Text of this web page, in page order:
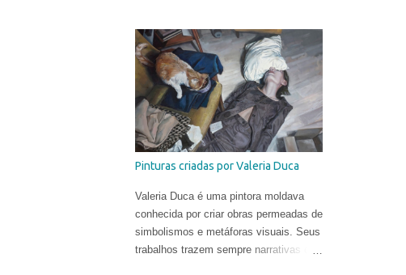
recente contratado da produtora
Business Club Royale, ao lado de Will
Goodfellow & Greg Sharp e produzido
pelas equipes dos estúdios Goono &
Trub Animation.
Pinturas criadas por Valeria Duca
Valeria Duca é uma pintora moldava
conhecida por criar obras permeadas de
simbolismos e metáforas visuais. Seus
trabalhos trazem sempre narrativas que